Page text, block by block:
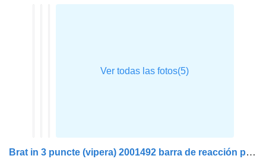
Brat in 3 puncte (vipera) 2001492 barra de reacción para DAF XF105 cabeza tractora